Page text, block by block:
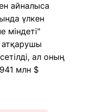
айналыса
үлкен
міндеті"
ал оның
млн $